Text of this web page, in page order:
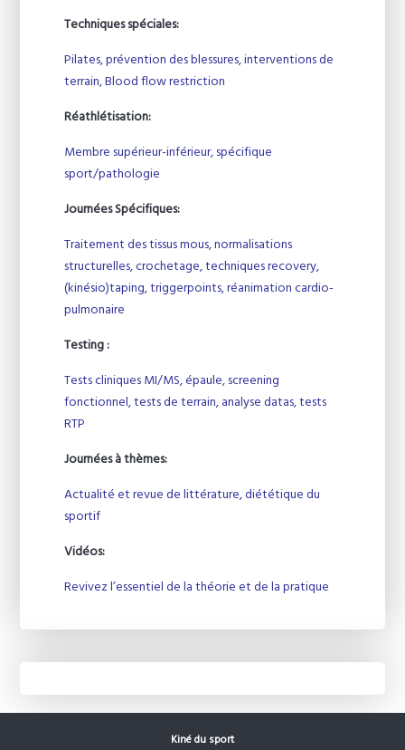
Techniques spéciales:
Pilates, prévention des blessures, interventions de
terrain, Blood flow restriction
Réathlétisation:
Membre supérieur-inférieur, spécifique
sport/pathologie
Journées Spécifiques:
Traitement des tissus mous, normalisations
structurelles, crochetage, techniques recovery,
(kinésio)taping, triggerpoints, réanimation cardio-
pulmonaire
Testing:
Tests cliniques MI/MS, épaule, screening
fonctionnel, tests de terrain, analyse datas, tests
RTP
Journées à thèmes:
Actualité et revue de littérature, diététique du
sportif
Vidéos:
Revivez l’essentiel de la théorie et de la pratique
Kiné du sport